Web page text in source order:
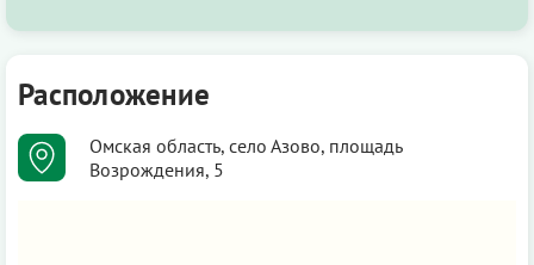
Расположение
Омская область, село Азово, площадь
Возрождения, 5